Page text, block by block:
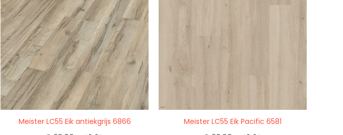
Meister LC55 Eik antiekgrijs 6866
Quickview
Meister LC55 Eik Pacific 6581
Quickview